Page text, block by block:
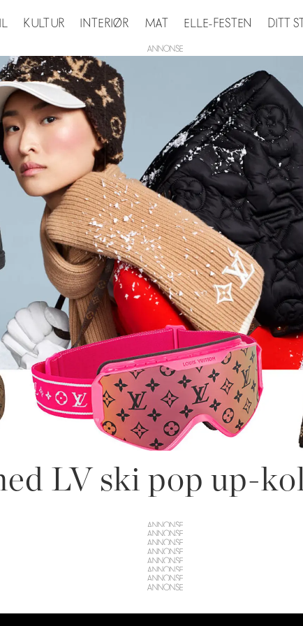
KULTUR INTERIØR MAT ELLE-FESTEN DITT
LV ski pop up-